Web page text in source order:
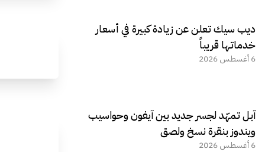
ديب سيك تعلن عن زيادة كبيرة في أسعار
خدماتها قريباً
6 أغسطس 2026
آبل تمهّد لجسر جديد بين آيفون وحواسيب
ويندوز بنقرة نسخ ولصق
6 أغسطس 2026